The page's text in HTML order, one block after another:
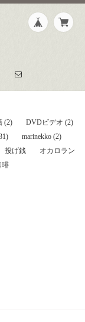
(2)
DVDビデオ (2)
marinekko (2)
投げ銭
オカロラン
琲